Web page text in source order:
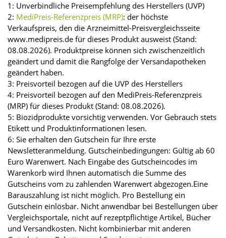
1: Unverbindliche Preisempfehlung des Herstellers (UVP)
2: MediPreis-Referenzpreis (MRP): der höchste
Verkaufspreis, den die Arzneimittel-Preisvergleichsseite
www.medipreis.de für dieses Produkt ausweist (Stand:
08.08.2026). Produktpreise können sich zwischenzeitlich
geändert und damit die Rangfolge der Versandapotheken
geändert haben.
3: Preisvorteil bezogen auf die UVP des Herstellers
4: Preisvorteil bezogen auf den MediPreis-Referenzpreis
(MRP) für dieses Produkt (Stand: 08.08.2026).
5: Biozidprodukte vorsichtig verwenden. Vor Gebrauch stets
Etikett und Produktinformationen lesen.
6: Sie erhalten den Gutschein für Ihre erste
Newsletteranmeldung. Gutscheinbedingungen: Gültig ab 60
Euro Warenwert. Nach Eingabe des Gutscheincodes im
Warenkorb wird Ihnen automatisch die Summe des
Gutscheins vom zu zahlenden Warenwert abgezogen.Eine
Barauszahlung ist nicht möglich. Pro Bestellung ein
Gutschein einlösbar. Nicht anwendbar bei Bestellungen über
Vergleichsportale, nicht auf rezeptpflichtige Artikel, Bücher
und Versandkosten. Nicht kombinierbar mit anderen